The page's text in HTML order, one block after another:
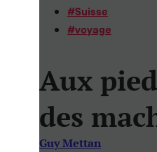
#Suisse
#voyage
Aux
des
Guy Mettan